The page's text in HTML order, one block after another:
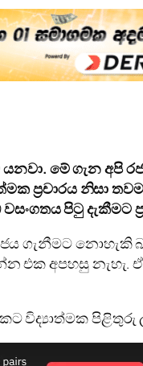
මේ ගැන අපි
ප්‍රචාරය නිසා
පිටු දැකීමට
ගැනීමට නොහැකි
එක අපහසු
පිළිතුරු